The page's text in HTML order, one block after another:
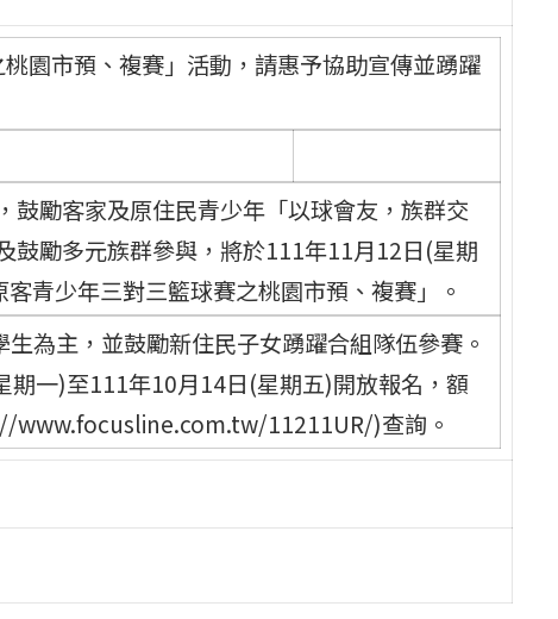
園市預、複賽」活動，請惠予協助宣傳並踴躍
鼓勵客家及原住民青少年「以球會友，族群交
鼓勵多元族群參與，將於111年11月12日(星期
青少年三對三籃球賽之桃園市預、複賽」。
為主，並鼓勵新住民子女踴躍合組隊伍參賽。
一)至111年10月14日(星期五)開放報名，額
www.focusline.com.tw/11211UR/)查詢。